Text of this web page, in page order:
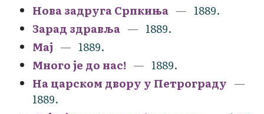
Нова задруга Српкиња
1889.
Зарад здравља
1889.
Мај
1889.
Много је до нас!
1889.
На царском двору у Петрограду
1889.